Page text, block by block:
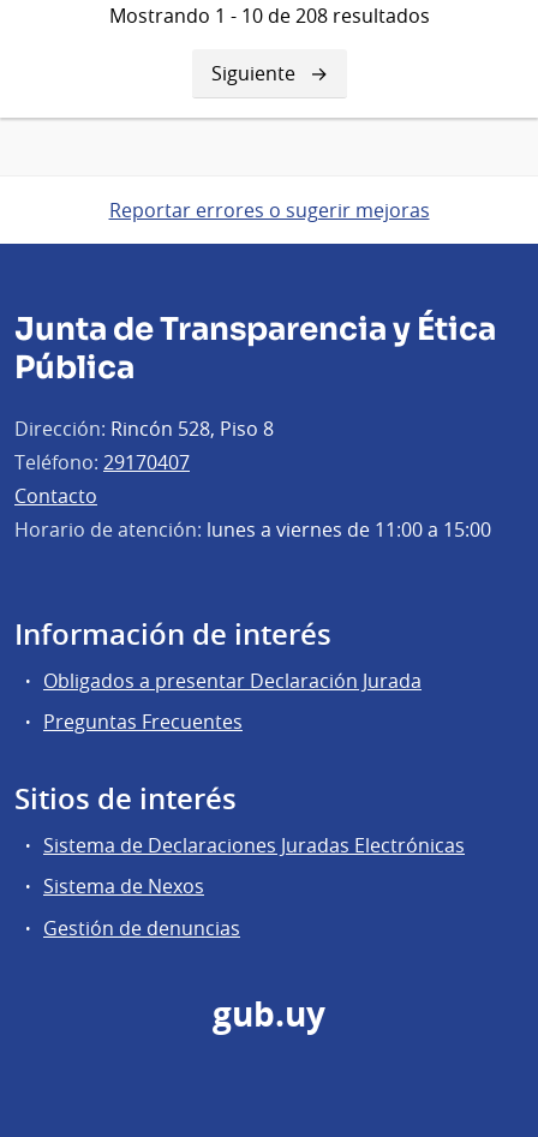
Mostrando 1 - 10 de 208 resultados
Siguiente
página
Siguiente
Reportar errores o sugerir mejoras
Junta de Transparencia y Ética
Pública
Dirección: Rincón 528, Piso 8
Teléfono: 29170407
Contacto
Horario de atención: lunes a viernes de 11:00 a 15:00
Información de interés
Obligados a presentar Declaración Jurada
Preguntas Frecuentes
Sitios de interés
Sistema de Declaraciones Juradas Electrónicas
Sistema de Nexos
Gestión de denuncias
gub.uy